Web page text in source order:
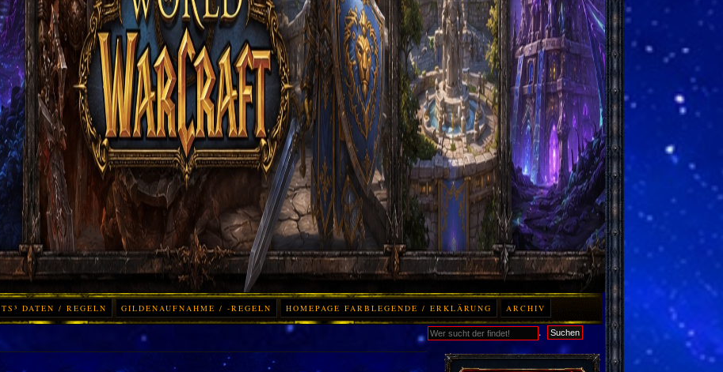
TS³ DATEN / REGELN GILDENAUFNAHME / -REGELN HOMEPAGE FARBLEGENDE / ERKLÄRUNG ARCHIV
. Suchen